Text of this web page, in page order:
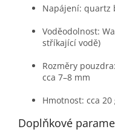
Napájení: quartz
Voděodolnost:
stříkající vodě)
Rozměry
cca 7–8 mm
Hmotnost: cca 20
Doplňkové